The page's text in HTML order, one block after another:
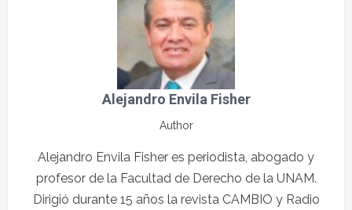
Alejandro Envila Fisher
Author
Alejandro Envila Fisher es periodista, abogado y
profesor de la Facultad de Derecho de la UNAM.
Dirigió durante 15 años la revista CAMBIO y Radio